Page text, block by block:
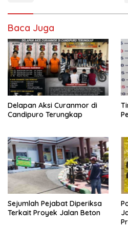
Baca Juga
Delapan Aksi Curanmor di
Candipuro Terungkap
Sejumlah Pejabat Diperiksa
Terkait Proyek Jalan Beton